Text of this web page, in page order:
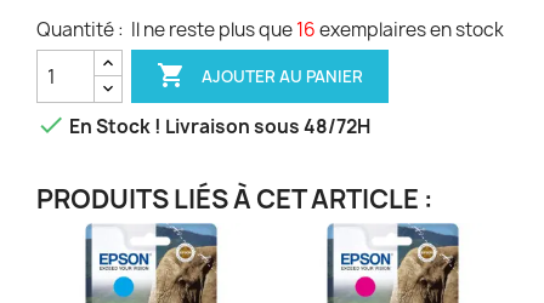
Quantité : Il ne reste plus que16exemplaires en stock
 AJOUTER AU PANIER
 En Stock ! Livraison sous 48/72H
PRODUITS LIÉS À CET ARTICLE :